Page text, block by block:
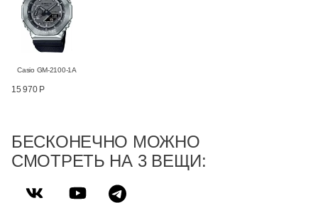
Casio GM-2100-1A
15 970 Р
БЕСКОНЕЧНО МОЖНО
СМОТРЕТЬ НА 3 ВЕЩИ: